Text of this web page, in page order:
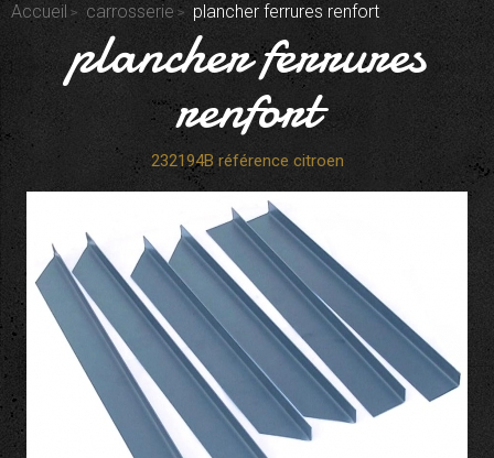
Accueil
carrosserie plancher ferrures renfort
plancher ferrures
renfort
232194B référence citroen